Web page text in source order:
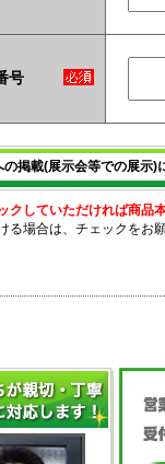
号
の掲載(展示会等での展示)
クしていただければ商品
る場合は、チェックをお